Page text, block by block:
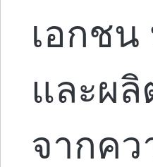
เอกชน
และผ
จากคว